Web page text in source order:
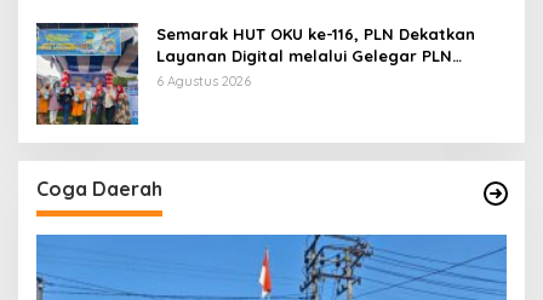
Semarak HUT OKU ke-116, PLN Dekatkan
Layanan Digital melalui Gelegar PLN
Mobile 2026
6 Agustus 2026
Coga Daerah